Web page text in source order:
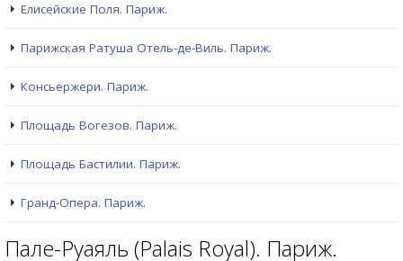
Елисейские Поля. Париж.
Парижская Ратуша Отель-де-Виль. Париж.
Консьержери. Париж.
Площадь Вогезов. Париж.
Площадь Бастилии. Париж.
Гранд-Опера. Париж.
Пале-Руаяль (Palais Royal). Париж.